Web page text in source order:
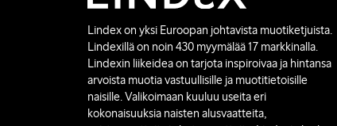
Lindex on yksi Euroopan johtavista muotiketjuista.
Lindexillä on noin 430 myymälää 17 markkinalla.
Lindexin liikeidea on tarjota inspiroivaa ja hintansa
arvoista muotia vastuullisille ja muotitietoisille
naisille. Valikoimaan kuuluu useita eri
kokonaisuuksia naisten alusvaatteita,